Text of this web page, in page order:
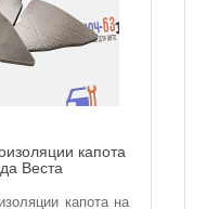
капота
Веста
капота на